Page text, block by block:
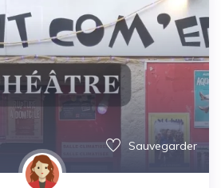
Sauvegarder